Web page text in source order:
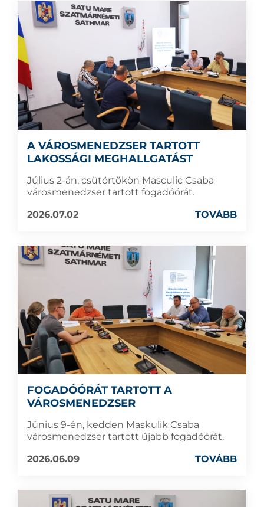
A VÁROSMENEDZSER TARTOTT
LAKOSSÁGI MEGHALLGATÁST
Július 2-án, csütörtökön Masculic Csaba
városmenedzser tartott fogadóórát.
2026.07.02
TOVÁBB
FOGADÓÓRÁT TARTOTT A
VÁROSMENEDZSER
Június 9-én, kedden Maskulik Csaba
városmenedzser tartott újabb fogadóórát.
2026.06.09
TOVÁBB